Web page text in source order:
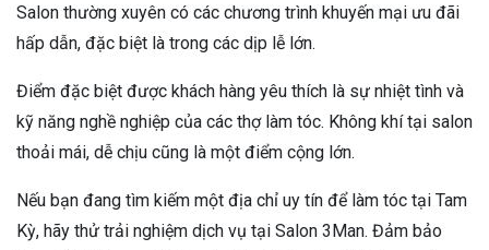
Salon thường xuyên có các chương trình khuyến mại ưu đãi
hấp dẫn, đặc biệt là trong các dịp lễ lớn.
Điểm đặc biệt được khách hàng yêu thích là sự nhiệt tình và
kỹ năng nghề nghiệp của các thợ làm tóc. Không khí tại salon
thoải mái, dễ chịu cũng là một điểm cộng lớn.
Nếu bạn đang tìm kiếm một địa chỉ uy tín để làm tóc tại Tam
Kỳ, hãy thử trải nghiệm dịch vụ tại Salon 3Man. Đảm bảo